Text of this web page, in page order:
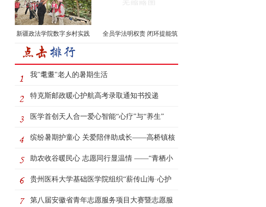
新疆政法学院数字乡村实践
全员学法明权责 闭环提能筑
我"耄耋"老人的暑期生活
特克斯邮政暖心护航高考录取通知书投递
医学首创天人合一爱心智能“心疗”与“养生”
缤纷暑期护童心 关爱陪伴助成长——高桥镇核
桃村开展暑期儿童关爱···
助农收谷暖民心 志愿同行显温情 ——“青栖小
河” 志愿服务队自发···
贵州医科大学基础医学院组织“薪传山海·心护
童行”服务队三下乡···
第八届安徽省青年志愿服务项目大赛暨志愿服